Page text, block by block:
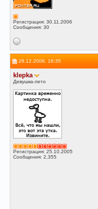
Регистрация: 30.11.2006
Сообщения: 30
28.12.2006, 16:35
klepka
Девушка-лето
Регистрация: 25.10.2005
Сообщения: 2,355